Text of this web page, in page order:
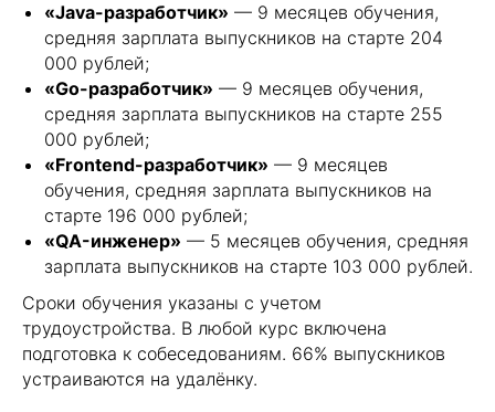
«Java-разработчик» — 9 месяцев обучения,
средняя зарплата выпускников на старте 204
000 рублей;
«Go-разработчик» — 9 месяцев обучения,
средняя зарплата выпускников на старте 255
000 рублей;
«Frontend-разработчик» — 9 месяцев
обучения, средняя зарплата выпускников на
старте 196 000 рублей;
«QA-инженер» — 5 месяцев обучения, средняя
зарплата выпускников на старте 103 000 рублей.
Сроки обучения указаны с учетом
трудоустройства. В любой курс включена
подготовка к собеседованиям. 66% выпускников
устраиваются на удалёнку.
Стань тем, кто задаёт тон в
ИТ!
Подпишись на нашу рассылку и
первым получай статьи по Java,
JavaScript, Go и QA. Позволь себе
быть экспертом!
+7